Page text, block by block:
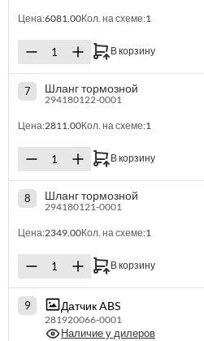
Цена:6081.00Кол. на схеме:1
В корзину
7 Шланг тормозной
294180122-0001
Цена:2811.00Кол. на схеме:1
В корзину
8 Шланг тормозной
294180121-0001
Цена:2349.00Кол. на схеме:1
В корзину
9 Датчик ABS
281920066-0001
Наличие у дилеров